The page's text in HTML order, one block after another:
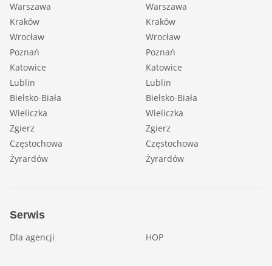
Warszawa
Kraków
Wrocław
Poznań
Katowice
Lublin
Bielsko-Biała
Wieliczka
Zgierz
Częstochowa
Żyrardów
Warszawa
Kraków
Wrocław
Poznań
Katowice
Lublin
Bielsko-Biała
Wieliczka
Zgierz
Częstochowa
Żyrardów
Serwis
Dla agencji HOP